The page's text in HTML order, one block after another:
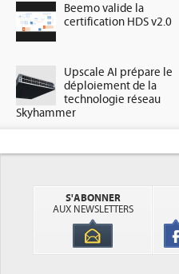
Beemo valide la
certification HDS v2.0
Upscale AI prépare le
déploiement de la
technologie réseau
Skyhammer
S'ABONNER
AUX NEWSLETTERS